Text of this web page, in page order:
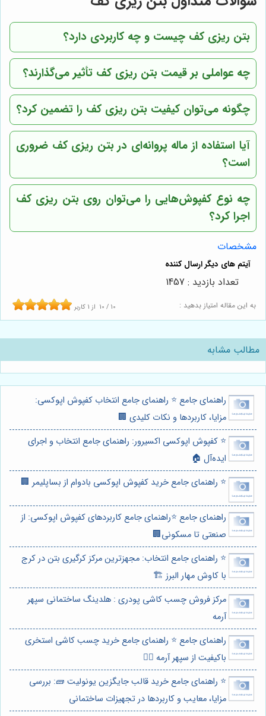
بتن ریزی کف چیست و چه کاربردی دارد؟
چه عواملی بر قیمت بتن ریزی کف تأثیر می‌گذارند؟
چگونه می‌توان کیفیت بتن ریزی کف را تضمین کرد؟
آیا استفاده از ماله پروانه‌ای در بتن ریزی کف ضروری
است؟
چه نوع کفپوش‌هایی را می‌توان روی بتن ریزی کف
اجرا کرد؟
مشخصات
به این مقاله امتیاز بدهید : 10 / 10 از 1 کاربر
تعداد بازدید : 1457
مطالب مشابه
راهنمای جامع ⭐️ راهنمای جامع انتخاب کفپوش اپوکسی:
مزایا، کاربردها و نکات کلیدی 🏢
⭐️ کفپوش اپوکسی اکسیرور: راهنمای جامع انتخاب و اجرای
ایده‌آل 🏠
⭐️ راهنمای جامع خرید کفپوش اپوکسی بادوام از بساپلیمر 🏢
راهنمای جامع ⭐️راهنمای جامع کاربردهای کفپوش اپوکسی: از
صنعتی تا مسکونی🏢
⭐️ راهنمای جامع انتخاب: مجهزترین مرکز کرگیری بتن در کرج
با کاوش مهار البرز 🏗️
مرکز فروش چسب كاشی پودری : هلدینگ ساختمانی سپهر
آرمه
راهنمای جامع ⭐️ راهنمای جامع خرید چسب کاشی استخری
باکیفیت از سپهر آرمه 🏊‍♂️
⭐️ راهنمای جامع خرید قالب جایگزین یونولیت 🧱: بررسی
مزایا، معایب و کاربردها در تجهیزات ساختمانی